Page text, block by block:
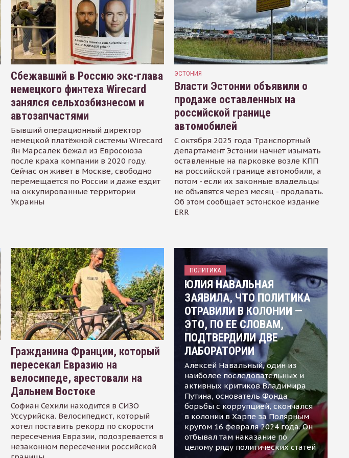
Сбежавший в Россию экс-глава
немецкого финтеха Wirecard
занялся сельхозбизнесом и
автозапчастями
Бывший операционный директор
немецкой платёжной системы Wirecard
Ян Марсалек бежал из Евросоюза
после краха компании в 2020 году.
Сейчас он живёт в Москве, свободно
перемещается по России и даже ездит
на оккупированные территории
Украины
ЭСТОНИЯ
Власти Эстонии объявили о
продаже оставленных на
российской границе
автомобилей
С октября 2025 года Транспортный
департамент Эстонии начнет изымать
оставленные на парковке возле КПП
на российской границе автомобили, а
потом - если их законные владельцы
не объявятся через месяц - продавать.
Об этом сообщает эстонское издание
ERR
Гражданина Франции, который
пересекал Евразию на
велосипеде, арестовали на
Дальнем Востоке
Софиан Сехили находится в СИЗО
Уссурийска. Велосипедист, который
хотел поставить рекорд по скорости
пересечения Евразии, подозревается в
незаконном пересечении российской
ПОЛИТИКА
ЮЛИЯ НАВАЛЬНАЯ
ЗАЯВИЛА, ЧТО ПОЛИТИКА
ОТРАВИЛИ В КОЛОНИИ —
ЭТО, ПО ЕЕ СЛОВАМ,
ПОДТВЕРДИЛИ ДВЕ
ЛАБОРАТОРИИ
Алексей Навальный, один из
наиболее последовательных и
активных критиков Владимира
Путина, основатель Фонда
борьбы с коррупцией, скончался
в колонии в Харпе за Полярным
кругом 16 февраля 2024 года. Он
отбывал там наказание по
целому ряду политических статей